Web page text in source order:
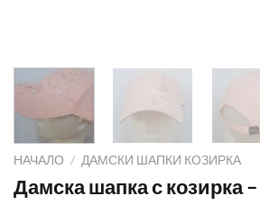
НАЧАЛО / ДАМСКИ ШАПКИ КОЗИРКА
Дамска шапка с козирка